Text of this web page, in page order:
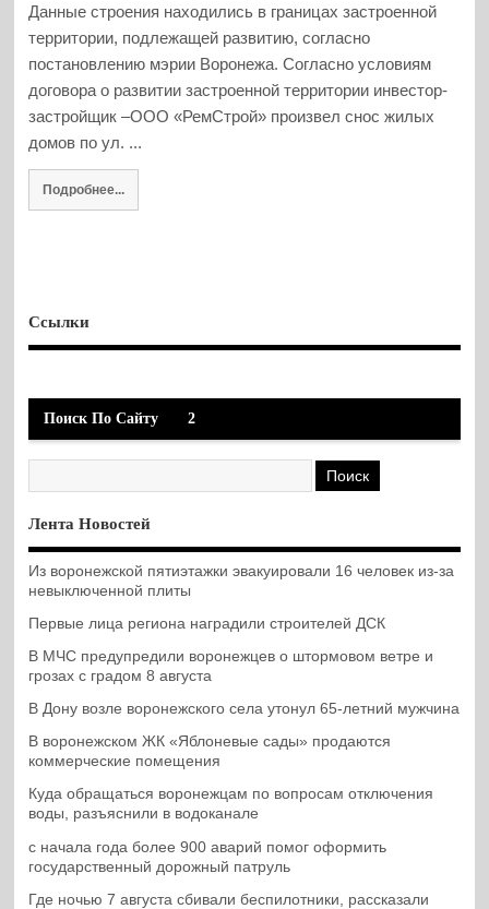
Данные строения находились в границах застроенной
территории, подлежащей развитию, согласно
постановлению мэрии Воронежа. Согласно условиям
договора о развитии застроенной территории инвестор-
застройщик –ООО «РемСтрой» произвел снос жилых
домов по ул. ...
Подробнее...
Ссылки
Поиск По Сайту 2
Лента Новостей
Из воронежской пятиэтажки эвакуировали 16 человек из-за
невыключенной плиты
Первые лица региона наградили строителей ДСК
В МЧС предупредили воронежцев о штормовом ветре и
грозах с градом 8 августа
В Дону возле воронежского села утонул 65-летний мужчина
В воронежском ЖК «Яблоневые сады» продаются
коммерческие помещения
Куда обращаться воронежцам по вопросам отключения
воды, разъяснили в водоканале
с начала года более 900 аварий помог оформить
государственный дорожный патруль
Где ночью 7 августа сбивали беспилотники, рассказали